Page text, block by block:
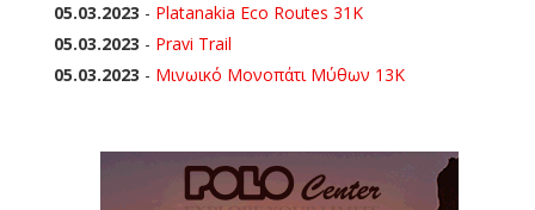
05.03.2023 - Platanakia Eco Routes 31K
05.03.2023 - Pravi Trail
05.03.2023 - Μινωικό Μονοπάτι Μύθων 13Κ